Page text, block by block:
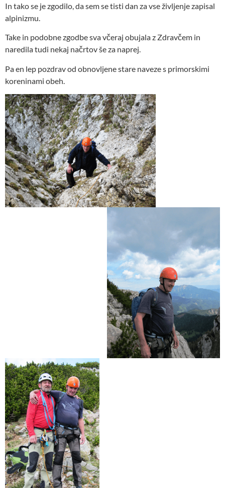
In tako se je zgodilo, da sem se tisti dan za vse življenje zapisal
alpinizmu.
Take in podobne zgodbe sva včeraj obujala z Zdravčem in
naredila tudi nekaj načrtov še za naprej.
Pa en lep pozdrav od obnovljene stare naveze s primorskimi
koreninami obeh.